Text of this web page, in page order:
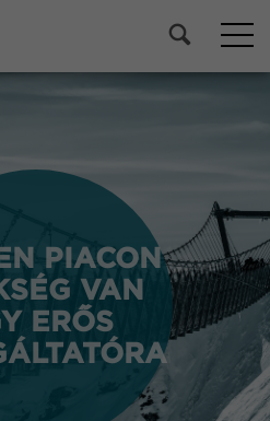
PIACON
VAN
ERŐS
PIACON
VAN
ERŐS